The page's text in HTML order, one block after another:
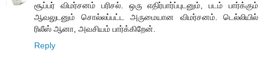
சூப்பர் விமர்சனம் பரிசல். ஒரு எதிர்பார்ப்புடனும், படம் பார்க்கும்
ஆவலுடனும் சொல்லப்பட்ட அருமையான விமர்சனம். டெல்லியில்
ரிலீஸ் ஆனா, அவசியம் பார்க்கிறேன்.
Reply